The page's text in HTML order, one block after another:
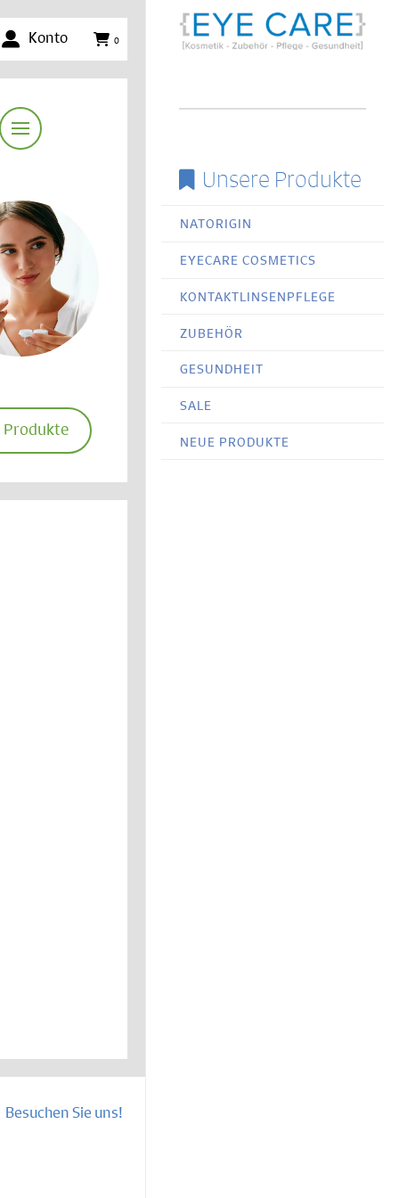
Konto 0
Besuchen Sie uns!
Unsere Produkte
NATORIGIN
EYECARE COSMETICS
KONTAKTLINSENPFLEGE
ZUBEHÖR
GESUNDHEIT
SALE
NEUE PRODUKTE